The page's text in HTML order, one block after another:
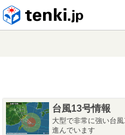
台風13号情報
大型で非常に強い台
進んでいます